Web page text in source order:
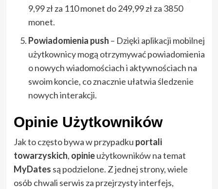
9,99 zł za 110 monet do 249,99 zł za 3850
monet.
Powiadomienia push – Dzięki aplikacji mobilnej
użytkownicy mogą otrzymywać powiadomienia
o nowych wiadomościach i aktywnościach na
swoim koncie, co znacznie ułatwia śledzenie
nowych interakcji.
Opinie Użytkowników
Jak to często bywa w przypadku portali
towarzyskich, opinieużytkowników na temat
MyDates są podzielone. Z jednej strony, wiele
osób chwali serwis za przejrzysty interfejs,